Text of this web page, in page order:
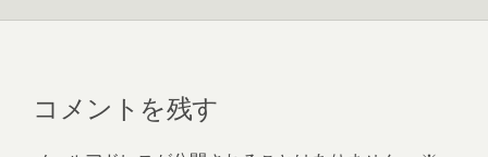
コメントを残す